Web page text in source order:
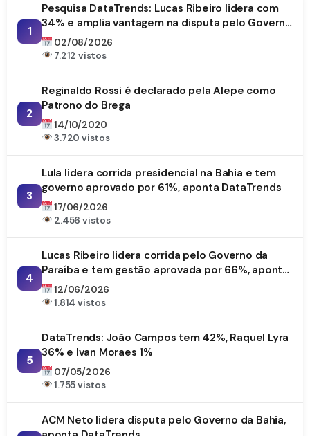
1
Pesquisa DataTrends: Lucas Ribeiro lidera com
34% e amplia vantagem na disputa pelo Governo
da Paraíba
02/08/2026
7.212 vistos
2
Reginaldo Rossi é declarado pela Alepe como
Patrono do Brega
14/10/2020
3.720 vistos
3
Lula lidera corrida presidencial na Bahia e tem
governo aprovado por 61%, aponta DataTrends
17/06/2026
2.456 vistos
4
Lucas Ribeiro lidera corrida pelo Governo da
Paraíba e tem gestão aprovada por 66%, aponta
DataTrends
12/06/2026
1.814 vistos
5
DataTrends: João Campos tem 42%, Raquel Lyra
36% e Ivan Moraes 1%
07/05/2026
1.755 vistos
ACM Neto lidera disputa pelo Governo da Bahia,